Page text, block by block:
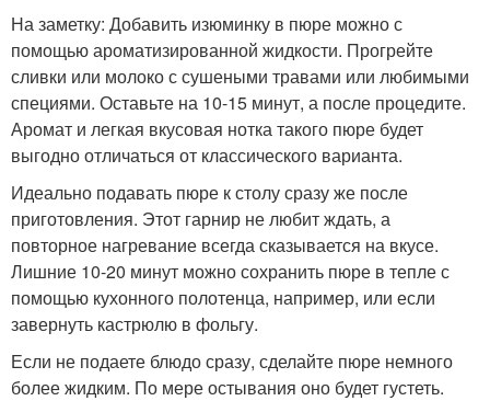
На заметку: Добавить изюминку в пюре можно с
помощью ароматизированной жидкости. Прогрейте
сливки или молоко с сушеными травами или любимыми
специями. Оставьте на 10-15 минут, а после процедите.
Аромат и легкая вкусовая нотка такого пюре будет
выгодно отличаться от классического варианта.
Идеально подавать пюре к столу сразу же после
приготовления. Этот гарнир не любит ждать, а
повторное нагревание всегда сказывается на вкусе.
Лишние 10-20 минут можно сохранить пюре в тепле с
помощью кухонного полотенца, например, или если
завернуть кастрюлю в фольгу.
Если не подаете блюдо сразу, сделайте пюре немного
более жидким. По мере остывания оно будет густеть.